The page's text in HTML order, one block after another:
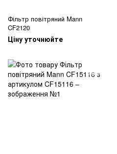
Фільтр повітряний Mann
CF2120
Ціну уточнюйте